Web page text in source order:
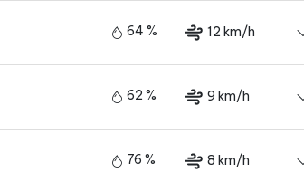
64 % 12 km/h
62 % 9 km/h
76 % 8 km/h